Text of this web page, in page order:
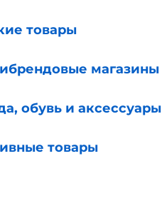
товары
магазины
обувь и аксессуары
товары